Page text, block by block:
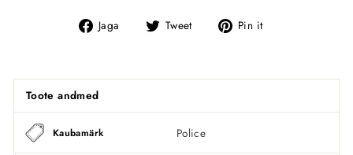
Jaga
Jaga
Tweet Tweet Pin it
Toote andmed
Kaubamärk Police